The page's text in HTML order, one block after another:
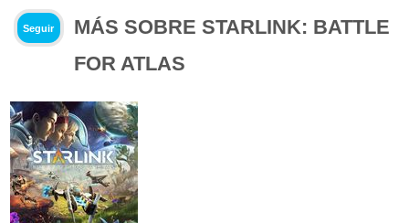
Seguir
MÁS SOBRE STARLINK: BATTLE
FOR ATLAS